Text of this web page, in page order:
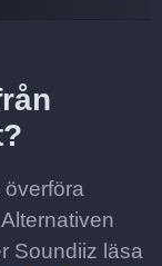
överföra
Soundiiz läsa